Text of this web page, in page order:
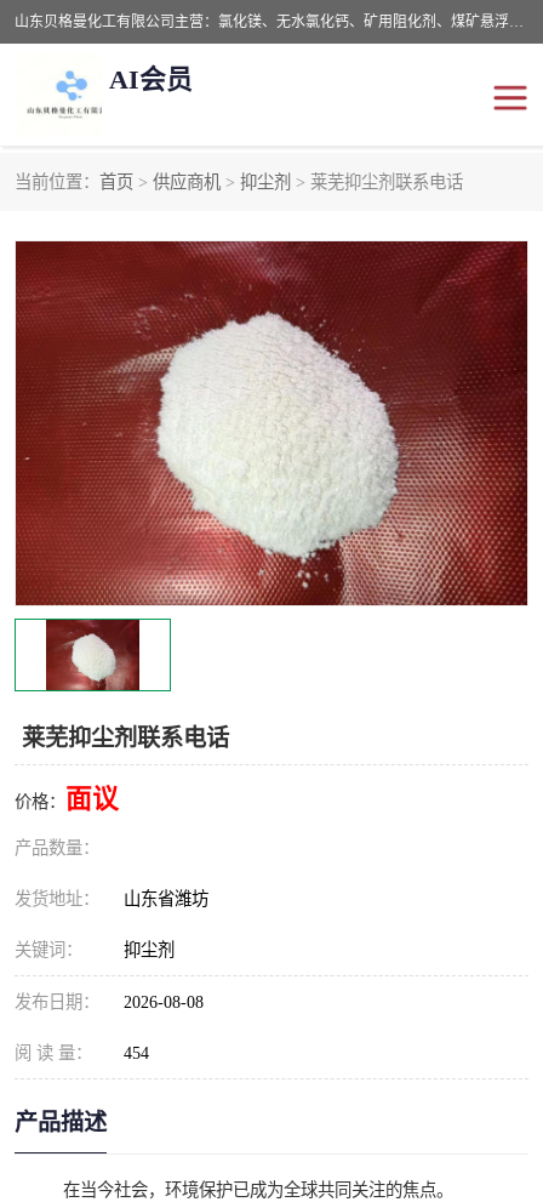
山东贝格曼化工有限公司主营：氯化镁、无水氯化钙、矿用阻化剂、煤矿悬浮剂、道路抑尘剂、氢氧化镁，防灭火剂等，公司位于山东省潍坊市滨海经济开发区,是专业从事对各种精细化工集研究、开发、制造于一体的现代化大型跨境化工企业，公司本着诚信经营、给每一位客户提供专业服务。
AI会员
当前位置： 首页 > 供应商机 > 抑尘剂 > 莱芜抑尘剂联系电话
莱芜抑尘剂联系电话
价格： 面议
产品数量：
发货地址： 山东省潍坊
关键词： 抑尘剂
发布日期： 2026-08-08
阅 读 量： 454
产品描述
在当今社会，环境保护已成为全球共同关注的焦点。
氯化钙
氯化镁 抑尘剂
氢氧化镁